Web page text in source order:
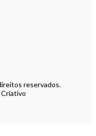
reservados.